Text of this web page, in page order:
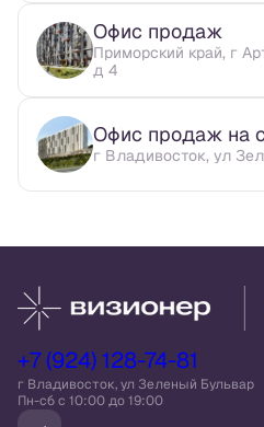
Офис продаж
Приморский край, г
д 4
Офис продаж на
г Владивосток, ул
+7 (924) 128-74-81
г Владивосток, ул Зеленый Бульвар
Пн-сб c 10:00 до 19:00